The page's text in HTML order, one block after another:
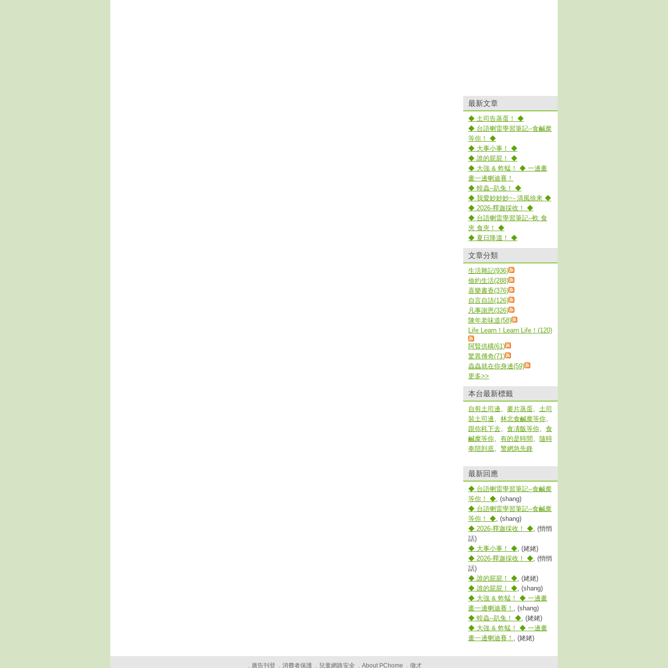
最新文章
◆ 土司告蒸蛋！ ◆
◆ 台語喇雷學習筆記--食鹹糜
等你！ ◆
◆ 大事小事！ ◆
◆ 誰的屁屁！ ◆
◆ 大強 & 蚱蜢！ ◆ 一邊畫
畫一邊喇迪賽！
◆ 蝗蟲--趴兔！ ◆
◆ 我愛妙妙妙~- 清風徐來 ◆
◆ 2026-釋迦採收！ ◆
◆ 台語喇雷學習筆記--軟 食
夾 食夾！ ◆
◆ 夏日降溫！ ◆
文章分類
生活雜記(936)
儉約生活(288)
喜樂書香(376)
自言自語(126)
凡事謝恩(326)
陳年老味道(58)
Life Learn！Learn Life！(120)
阿賢供構(61)
驚異傳奇(71)
蟲蟲就在你身邊(59)
更多>>
本台最新標籤
自剪土司邊、 麥片蒸蛋、 土司
裝土司邊、 林北食鹹糜等你、
跟你耗下去、 食凊飯等你、 食
鹹糜等你、 有的是時間 、 隨時
奉陪到底、 警網急先鋒
最新回應
◆ 台語喇雷學習筆記--食鹹糜
等你！ ◆, (shang)
◆ 台語喇雷學習筆記--食鹹糜
等你！ ◆, (shang)
◆ 2026-釋迦採收！ ◆, (悄悄
話)
◆ 大事小事！ ◆, (姥姥)
◆ 2026-釋迦採收！ ◆, (悄悄
話)
◆ 誰的屁屁！ ◆, (姥姥)
◆ 誰的屁屁！ ◆, (shang)
◆ 大強 & 蚱蜢！ ◆ 一邊畫
畫一邊喇迪賽！ , (shang)
◆ 蝗蟲--趴兔！ ◆, (姥姥)
◆ 大強 & 蚱蜢！ ◆ 一邊畫
畫一邊喇迪賽！ , (姥姥)
． 廣告刊登 ． 消費者保護 ． 兒童網路安全 ． About PChome ． 徵才